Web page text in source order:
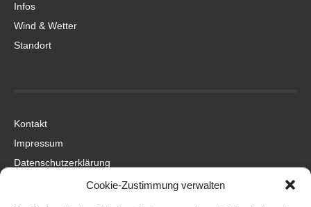
Cookie-Zustimmung verwalten
Infos
Wind & Wetter
Standort
Kontakt
Impressum
Datenschutzerklärung